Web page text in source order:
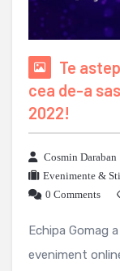
Te
cea de-a
2022!
Cosmin Daraban
Evenimente &
0 Comments
Echipa Gomag
eveniment